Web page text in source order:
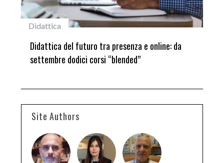
#studentiunifi
Laureata Unifi premiata nella settima edizione
del Premio “Giancarlo Guasti”
Site Authors